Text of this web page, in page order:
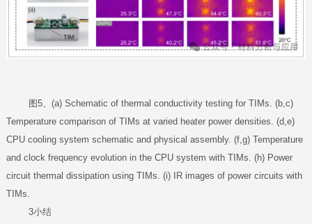
图5、(a) Schematic of thermal conductivity testing for TIMs. (b,c)
Temperature comparison of TIMs at varied heater power densities. (d,e)
CPU cooling system schematic and physical assembly. (f,g) Temperature
and clock frequency evolution in the CPU system with TIMs. (h) Power
circuit thermal dissipation using TIMs. (i) IR images of power circuits with
TIMs.
3小结